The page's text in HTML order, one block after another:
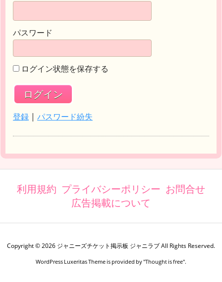
パスワード
ログイン状態を保存する
登録 | パスワード紛失
利用規約 プライバシーポリシー お問合せ
広告掲載について
Copyright ©2026 ジャニーズチケット掲示板 ジャニラブAll Rights Reserved.
WordPress Luxeritas Theme is provided by "Thought is free".